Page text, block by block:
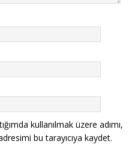
kullanılmak üzere adımı,
bu tarayıcıya kaydet.